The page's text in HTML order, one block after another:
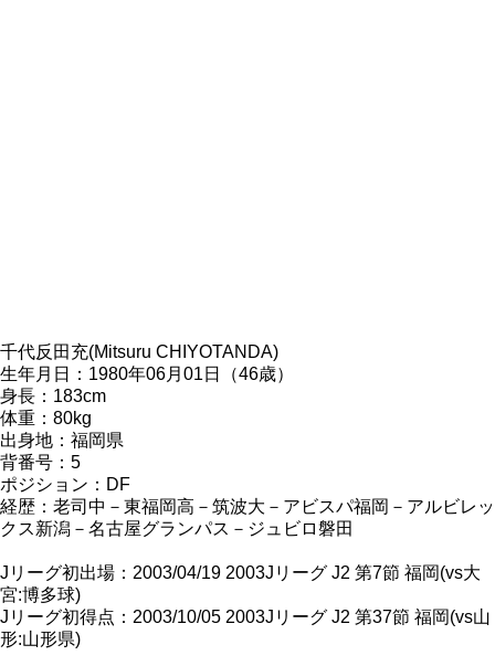
千代反田充(Mitsuru CHIYOTANDA)
生年月日：1980年06月01日（46歳）
身長：183cm
体重：80kg
出身地：福岡県
背番号：5
ポジション：DF
経歴：老司中－東福岡高－筑波大－アビスパ福岡－アルビレッ
クス新潟－名古屋グランパス－ジュビロ磐田
Jリーグ初出場：2003/04/19 2003Jリーグ J2 第7節 福岡(vs大
宮:博多球)
Jリーグ初得点：2003/10/05 2003Jリーグ J2 第37節 福岡(vs山
形:山形県)